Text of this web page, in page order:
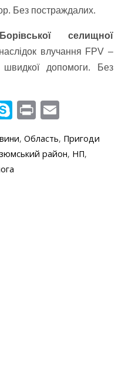
Без постраждалих.
селищної
влучання FPV –
допомоги. Без
S
y
p
Pr
t ai
, Область, Пригоди
район, НП,